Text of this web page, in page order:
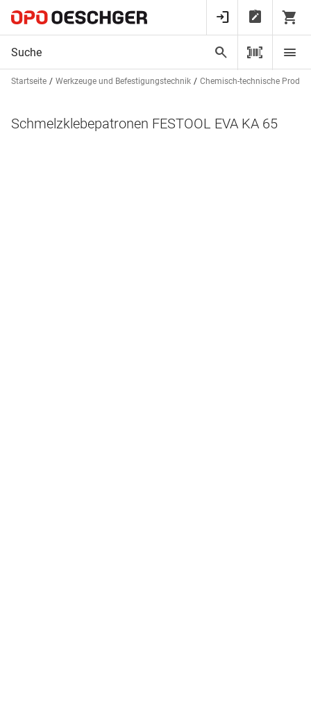
Startseite Werkzeuge und Befestigungstechnik Chemisch-technische
Schmelzklebepatronen FESTOOL EVA KA 65